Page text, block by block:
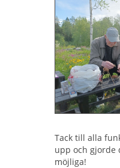
Tack till alla
upp och gjorde
möjliga!